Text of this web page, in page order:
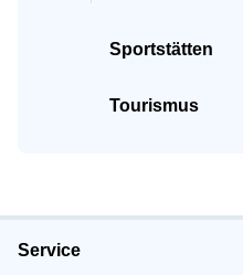
Sportstätten
Tourismus
Service